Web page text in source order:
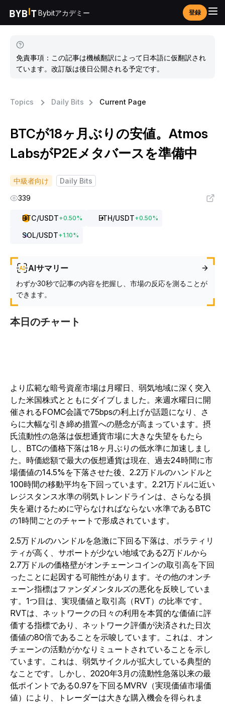
Bybitアカデミー 登録
免責事項：この記事は機械翻訳によって日本語に仮翻訳され
ています。改訂版は後日公開される予定です。
Topics Daily Bits Current Page
BTCが18ヶ月ぶりの安値。Atmos
LabsがP2Eメタバースを準備中
中級者向け
Daily Bits
339
BTC/USDT+0.50% ETH/USDT+0.50%
SOL/USDT+1.10%
AIサマリー
わずか30秒で記事の内容を把握し、市場の反応を測ることが
できます。
本日のチャート
より広範な暗号資産市場は月曜日、弱気地域に深く突入
した米国株式とともにダイブしました。来週水曜日に開
催されるFOMC会議で75bpsの利上げが話題になり、さ
らに大幅な引き締め措置への懸念が高まっています。摂
氏流動性の急落は仮想通貨市場に大きな失望をもたら
し、BTCの価格下落は18ヶ月ぶりの低水準に加速しまし
た。時価総額で最大の仮想通貨は現在、過去24時間に市
場価値の14.5%を下落させた後、2.2万ドルのハンドルと
100時間の移動平均を下回っています。2.21万ドルに近い
レジスタンス水準の弱気トレンドラインは、さらなる損
失を避けるために守らなければならない水準であるBTC
の1時間ごとのチャートで形成されています。
2.5万ドルのハンドルを急激に下回る下落は、ボラティリ
ティが高く、サポートが少ない地域である2万ドルから
2.7万ドルの価格壁がオンチェーンコインの取引高を下回
ったことに起因する可能性があります。その他のオンチ
ェーン指標はファンダメンタルズの悪化を反映していま
す。1つ目は、実現価値と取引高（RVT）の比率です。
RVTは、ネットワークの日々の利用を本質的な価値に評
価する指標であり、ネットワーク評価が決済された日次
価値の80倍であることを示唆しています。これは、オン
チェーンの活動がかなりミュートされていることを示し
ています。これは、弱気サイクルが拡大している典型的
なことです。しかし、2020年3月の流動性急落以来の最
低ポイントである0.97を下回るMVRV（実現価値市場価
値）により、トレーダーは大きな購入機会を得られま